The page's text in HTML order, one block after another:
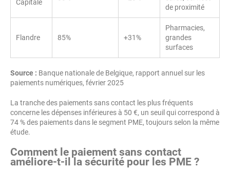
Capitale
de proximité
Flandre 85% +31%
Pharmacies,
grandes
surfaces
Source : Banque nationale de Belgique, rapport annuel sur les
paiements numériques, février 2025
La tranche des paiements sans contact les plus fréquents
concerne les dépenses inférieures à 50 €, un seuil qui correspond à
74 % des paiements dans le segment PME, toujours selon la même
étude.
Comment le paiement sans contact
améliore-t-il la sécurité pour les PME ?